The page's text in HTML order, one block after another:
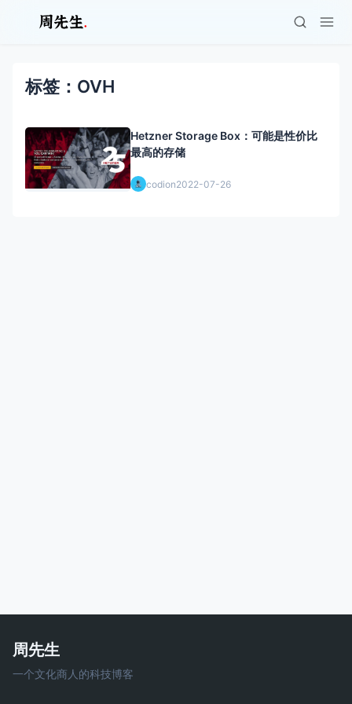
标签：OVH
Hetzner Storage Box：可能是性价比
最高的存储
codion2022-07-26
周先生
一个文化商人的科技博客